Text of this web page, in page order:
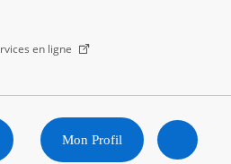
en ligne
Mon Profil